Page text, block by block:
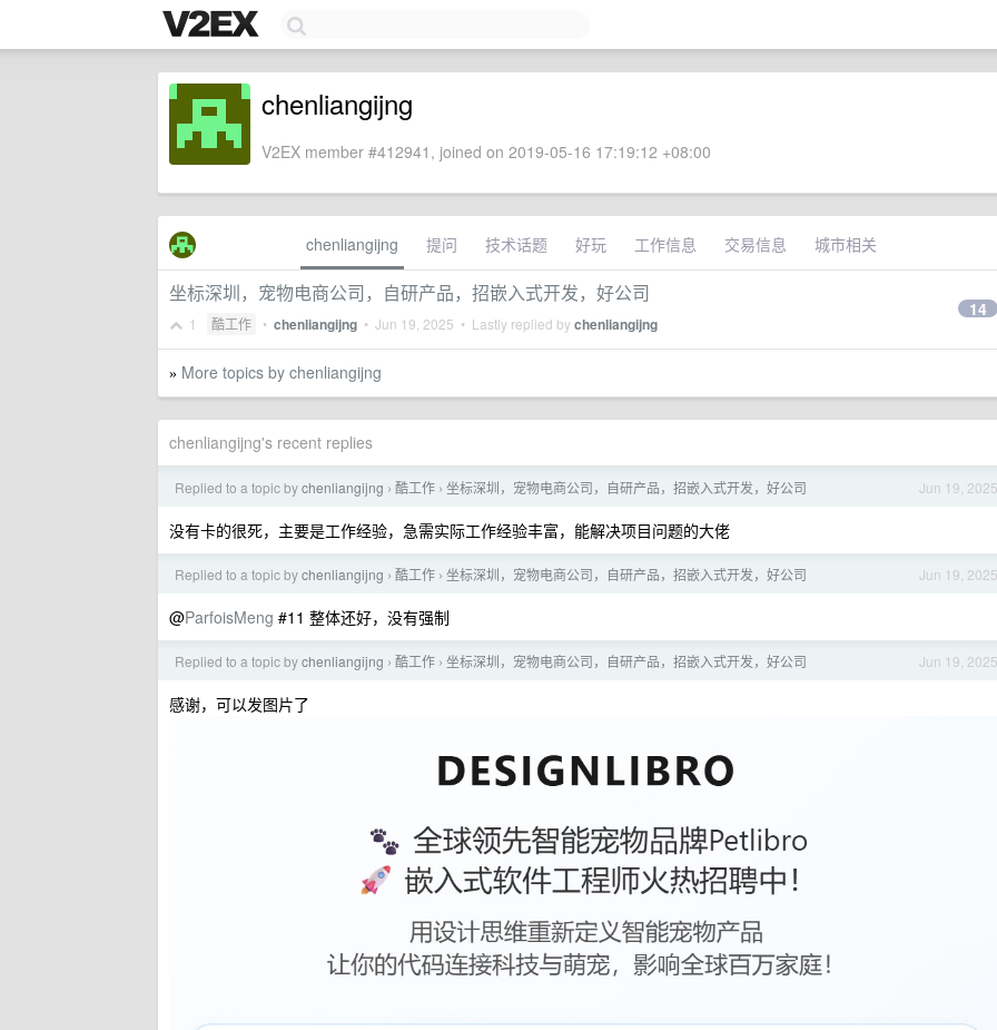
chenliangijng
V2EX member #412941, joined on 2019-05-16 17:19:12 +08:00
chenliangijng 提问 技术话题 好玩 工作信息 交易信息 城市相关
坐标深圳，宠物电商公司，自研产品，招嵌入式开发，好公司
1 酷工作 • chenliangijng • Jun 19, 2025 • Lastly replied bychenliangijng
14
» More topics by chenliangijng
chenliangijng's recent replies
Jun 19, 2025
Replied to a topic bychenliangijng › 酷工作 › 坐标深圳，宠物电商公司，自研产品，招嵌入式开发，好公司
没有卡的很死，主要是工作经验，急需实际工作经验丰富，能解决项目问题的大佬
Jun 19, 2025
Replied to a topic bychenliangijng › 酷工作 › 坐标深圳，宠物电商公司，自研产品，招嵌入式开发，好公司
@ParfoisMeng #11 整体还好，没有强制
Jun 19, 2025
Replied to a topic bychenliangijng › 酷工作 › 坐标深圳，宠物电商公司，自研产品，招嵌入式开发，好公司
感谢，可以发图片了